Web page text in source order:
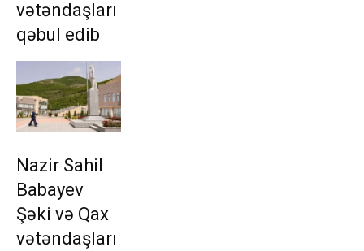
vətəndaşları
qəbul edib
Nazir Sahil
Babayev
Şəki və Qax
vətəndaşları